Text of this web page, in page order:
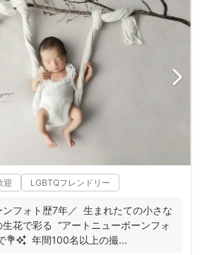
迎 LGBTQフレンドリー
7年／ 生まれたての小さな
ートニューボーンフォ
💐✨ 年間100名以上の撮...